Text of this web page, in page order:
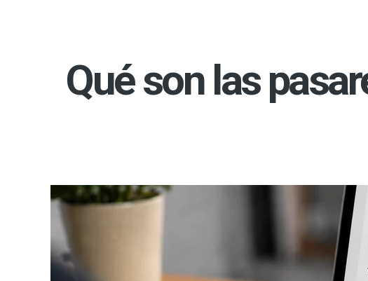
Qué son las